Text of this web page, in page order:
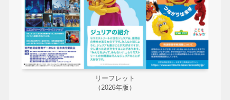
リーフレット
（2026年版）